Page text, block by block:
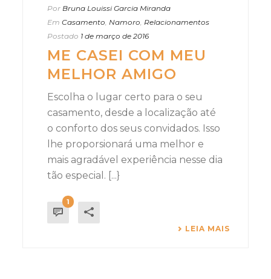
Por Bruna Louissi Garcia Miranda
Em Casamento Namoro Relacionamentos
Postado 1 de março de 2016
ME CASEI COM MEU
MELHOR AMIGO
Escolha o lugar certo para o seu
casamento, desde a localização até
o conforto dos seus convidados. Isso
lhe proporsionará uma melhor e
mais agradável experiência nesse dia
tão especial. [...}
1
LEIA MAIS